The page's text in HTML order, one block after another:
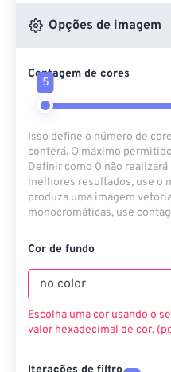
Do
Da URL
Opções de imagem
Contagem de cores
5
Isso define o número de
conterá. O máximo
Definir como 0 não
melhores resultados, use o
produza uma imagem
monocromáticas, use
Cor de fundo
Escolha uma cor usando o
valor hexadecimal de cor.